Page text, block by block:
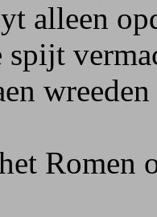
alleen
Romen